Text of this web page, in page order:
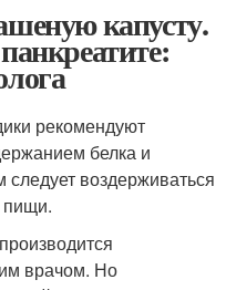
капусту.
рекомендуют
белка и
воздерживаться
пищи.
врачом. Но